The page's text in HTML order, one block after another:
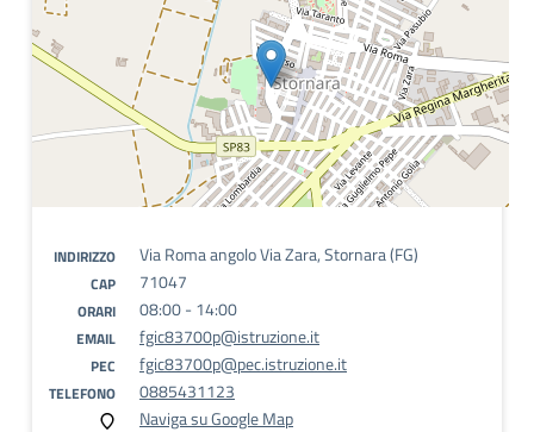
INDIRIZZO Via Roma angolo Via Zara, Stornara (FG)
CAP 71047
ORARI 08:00 - 14:00
EMAIL fgic83700p@istruzione.it
PEC fgic83700p@pec.istruzione.it
TELEFONO
0885431123
Naviga su Google Map